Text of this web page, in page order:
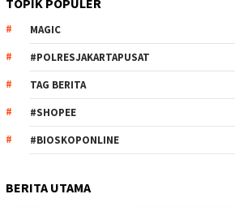
TOPIK POPULER
MAGIC
#POLRESJAKARTAPUSAT
TAG BERITA
#SHOPEE
#BIOSKOPONLINE
BERITA UTAMA